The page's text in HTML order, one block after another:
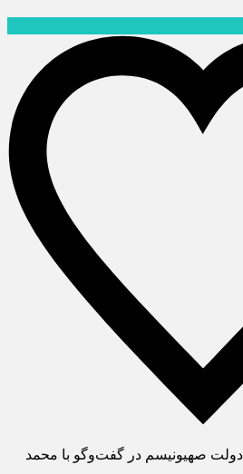
صهیونیسم در گفت‌و‌گو با محمد